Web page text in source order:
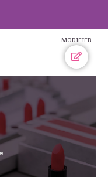
MODIFIER